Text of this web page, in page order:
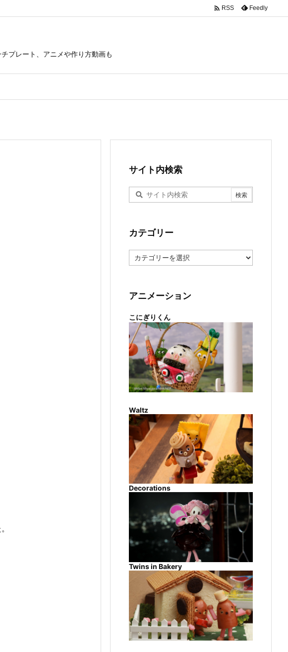
プレート、アニメや作り方動画も
 RSS Feedly
サイト内検索
カテゴリー
テ
ー
アニメーション
こにぎりくん
Waltz
Decorations
Twins in Bakery